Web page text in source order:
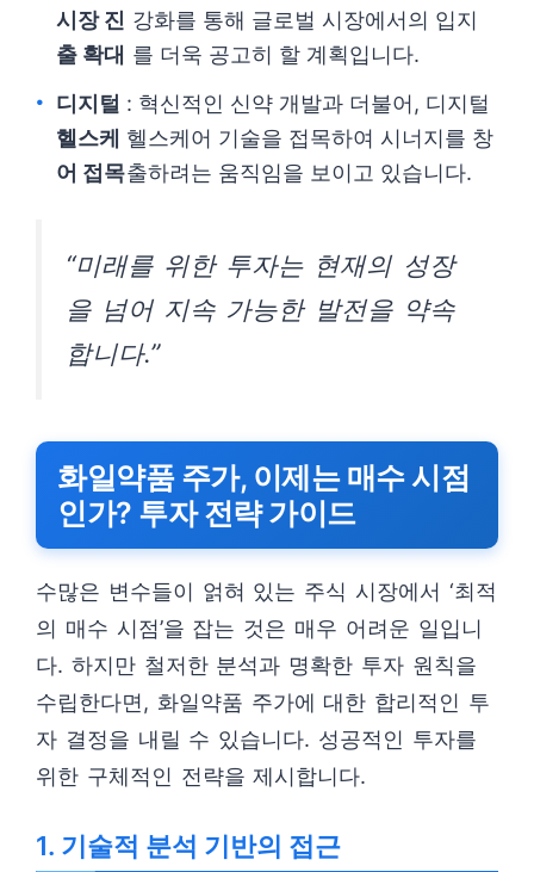
시장 진
출 확대
강화를 통해 글로벌 시장에서의 입지
를 더욱 공고히 할 계획입니다.
디지털
헬스케
어 접목
: 혁신적인 신약 개발과 더불어, 디지털
헬스케어 기술을 접목하여 시너지를 창
출하려는 움직임을 보이고 있습니다.
“미래를 위한 투자는 현재의 성장
을 넘어 지속 가능한 발전을 약속
합니다.”
화일약품 주가, 이제는 매수 시점
인가? 투자 전략 가이드
수많은 변수들이 얽혀 있는 주식 시장에서 ‘최적
의 매수 시점’을 잡는 것은 매우 어려운 일입니
다. 하지만 철저한 분석과 명확한 투자 원칙을
수립한다면, 화일약품 주가에 대한 합리적인 투
자 결정을 내릴 수 있습니다. 성공적인 투자를
위한 구체적인 전략을 제시합니다.
1. 기술적 분석 기반의 접근